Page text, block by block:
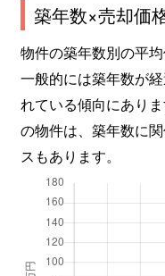
築年数×売却価
物件の築年数別の平
一般的には築年数が
れている傾向にあり
の物件は、築年数に
スもあります。